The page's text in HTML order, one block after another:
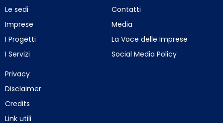
Le sedi
Imprese
I Progetti
I Servizi
Contatti
Media
La Voce delle Imprese
Social Media Policy
Privacy
Disclaimer
Credits
Link utili